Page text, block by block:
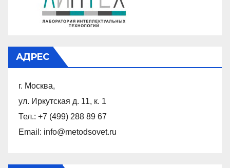
АДРЕС
г. Москва,
ул. Иркутская д. 11, к. 1
Тел.: +7 (499) 288 89 67
Email: info@metodsovet.ru